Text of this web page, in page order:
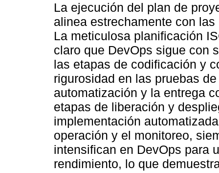
La ejecución del plan de
alinea estrechamente con
La meticulosa planificación
claro que DevOps sigue con
las etapas de codificación y
rigurosidad en las pruebas
automatización y la entrega
etapas de liberación y
implementación
operación y el monitoreo,
intensifican en DevOps para
rendimiento, lo que